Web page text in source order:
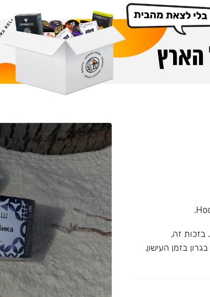
זה,
בזמן העישון.